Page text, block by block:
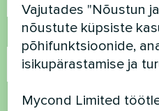
E-post
Kommentaar
Vajutades "Nõustun
nõustute küpsiste
põhifunktsioonide,
isikupärastamise ja
Mycond Limited